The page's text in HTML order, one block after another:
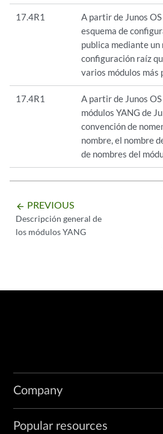
17.4R1
A partir de Junos
esquema de
publica mediante un
configuración raíz
varios módulos más
17.4R1
A partir de Junos
módulos YANG de
convención de
nombre, el nombre
de nombres del
arrow_backward PREVIOUS
Descripción general de
los módulos YANG
Company
Popular resources